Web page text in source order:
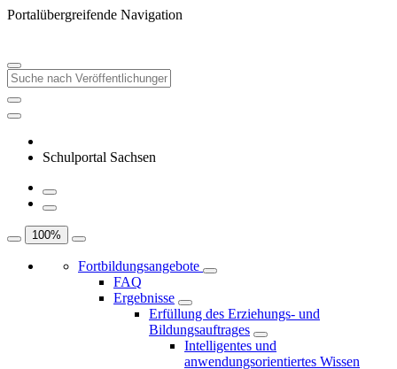
Portalübergreifende Navigation
Schulportal Sachsen
100%
Fortbildungsangebote
FAQ
Ergebnisse
Erfüllung des Erziehungs- und
Bildungsauftrages
Intelligentes und
anwendungsorientiertes Wissen